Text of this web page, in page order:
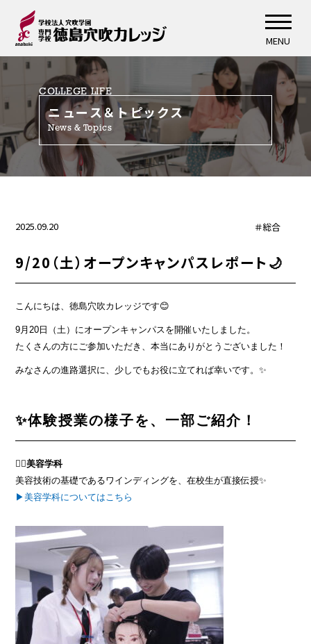
MENU
COLLEGE LIFE
ニュース＆トピックス
News & Topics
2025.09.20 ＃総合
9/20（土）オープンキャンパスレポート🌙
こんにちは、徳島穴吹カレッジです😊
9月20日（土）にオープンキャンパスを開催いたしました。
たくさんの方にご参加いただき、本当にありがとうございました！
みなさんの進路選択に、少しでもお役に立てれば幸いです。✨
✨体験授業の様子を、一部ご紹介！
💇‍♀️美容学科
美容技術の基礎であるワインディングを、在校生が直接伝授✨
▶美容学科についてはこちら